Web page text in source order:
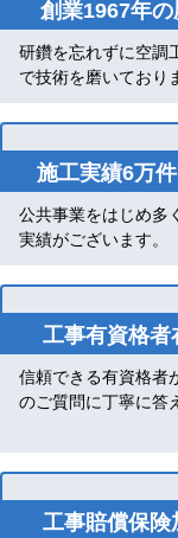
創業1967年の
研鑽を忘れずに空調
で技術を磨いており
施工実績6万
公共事業をはじめ多
実績がございます。
工事有資格者
信頼できる有資格者
のご質問に丁寧に答
工事賠償保険